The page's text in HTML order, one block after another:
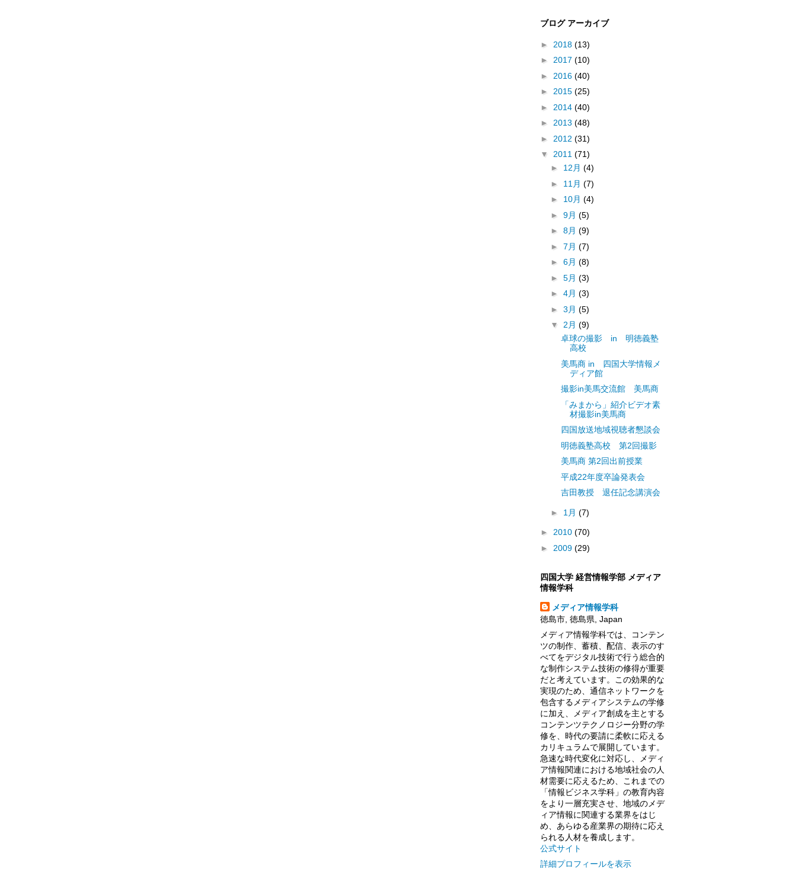
ブログ アーカイブ
► 2018 (13)
► 2017 (10)
► 2016 (40)
► 2015 (25)
► 2014 (40)
► 2013 (48)
► 2012 (31)
▼ 2011 (71)
► 12月 (4)
► 11月 (7)
► 10月 (4)
► 9月 (5)
► 8月 (9)
► 7月 (7)
► 6月 (8)
► 5月 (3)
► 4月 (3)
► 3月 (5)
▼ 2月 (9)
卓球の撮影 in 明徳義塾
高校
美馬商 in 四国大学情報メ
ディア館
撮影in美馬交流館 美馬商
「みまから」紹介ビデオ素
材撮影in美馬商
四国放送地域視聴者懇談会
明徳義塾高校 第2回撮影
美馬商 第2回出前授業
平成22年度卒論発表会
吉田教授 退任記念講演会
► 1月 (7)
► 2010 (70)
► 2009 (29)
四国大学 経営情報学部 メディア
情報学科
メディア情報学科
徳島市, 徳島県, Japan
メディア情報学科では、コンテン
ツの制作、蓄積、配信、表示のす
べてをデジタル技術で行う総合的
な制作システム技術の修得が重要
だと考えています。この効果的な
実現のため、通信ネットワークを
包含するメディアシステムの学修
に加え、メディア創成を主とする
コンテンツテクノロジー分野の学
修を、時代の要請に柔軟に応える
カリキュラムで展開しています。
急速な時代変化に対応し、メディ
ア情報関連における地域社会の人
材需要に応えるため、これまでの
「情報ビジネス学科」の教育内容
をより一層充実させ、地域のメデ
ィア情報に関連する業界をはじ
め、あらゆる産業界の期待に応え
られる人材を養成します。
公式サイト
詳細プロフィールを表示